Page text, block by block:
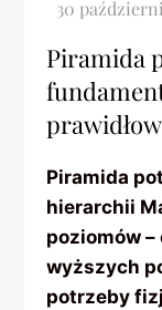
Piramida
Piramida
hierarchii
poziomów
wyższych
potrzeby